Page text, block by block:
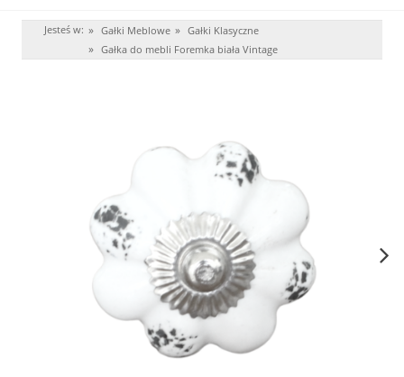
Jesteś w: » Gałki Meblowe » Gałki Klasyczne
» Gałka do mebli Foremka biała Vintage